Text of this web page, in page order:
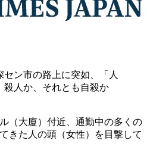
ン市の路上に突如、「人
殺人か、それとも自殺か
（大廈）付近、通勤中の多くの
きた人の頭（女性）を目撃して